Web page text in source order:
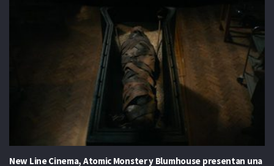
New Line Cinema, Atomic Monster y Blumhouse presentan una